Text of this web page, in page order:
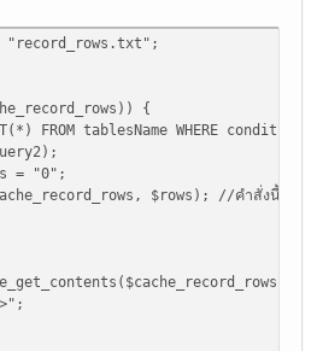
"record_rows.txt";
{
FROM tablesName WHERE
= "0";
$rows); //คำสั่งนี้มีใน